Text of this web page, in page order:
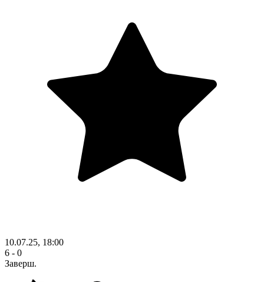
10.07.25, 18:00
6 - 0
Заверш.